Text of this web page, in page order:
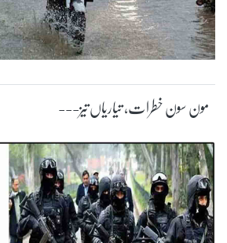
مون سون خطرات، تیاریاں تیز---